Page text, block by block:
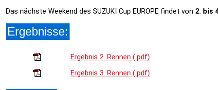
Das nächste Weekend des SUZUKI Cup EUROPE findet von 2. bis
Ergebnisse:
Ergebnis 2. Rennen (.pdf)
Ergebnis 3. Rennen (.pdf)